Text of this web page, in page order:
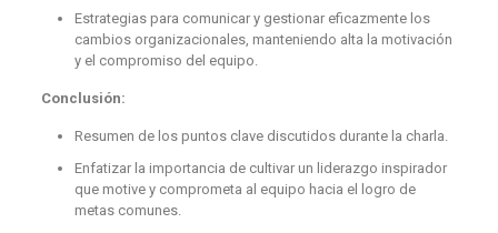
Estrategias para comunicar y gestionar eficazmente los
cambios organizacionales, manteniendo alta la motivación
y el compromiso del equipo.
Conclusión:
Resumen de los puntos clave discutidos durante la charla.
Enfatizar la importancia de cultivar un liderazgo inspirador
que motive y comprometa al equipo hacia el logro de
metas comunes.